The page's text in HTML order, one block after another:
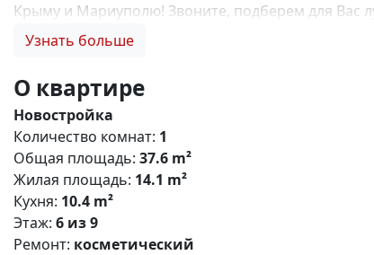
Крыму и Мариуполю! Звоните, подберем для Вас
семейную ипотеку, купить квартиру по льготной
Узнать больше
О квартире
Новостройка
Количество комнат: 1
Общая площадь: 37.6 m²
Жилая площадь: 14.1 m²
Кухня: 10.4 m²
Этаж: 6 из 9
Ремонт: косметический